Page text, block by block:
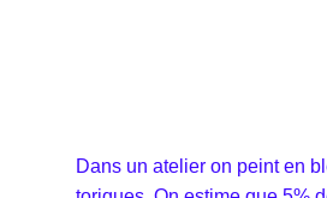
Dans un atelier on peint en